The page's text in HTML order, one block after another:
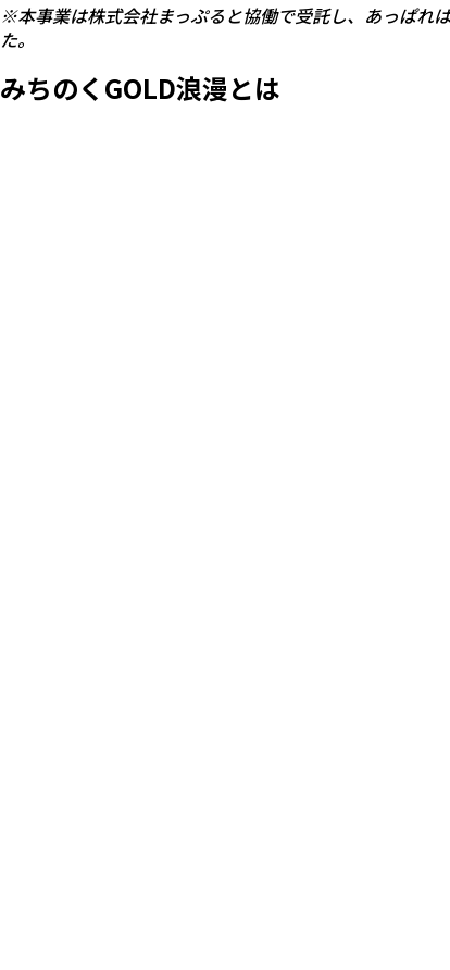
※本事業は株式会社まっぷると協働で受託し、あっぱれ
た。
みちのくGOLD浪漫とは